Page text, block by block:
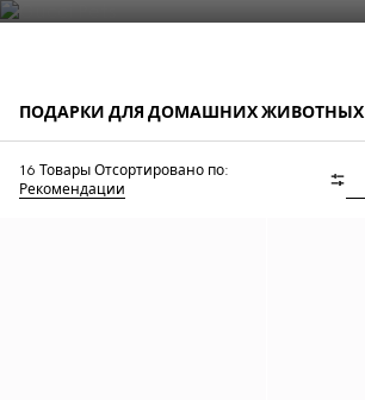
ПОДАРКИ ДЛЯ ДОМАШНИХ ЖИВОТНЫХ
16 Товары Отсортировано по:
Рекомендации